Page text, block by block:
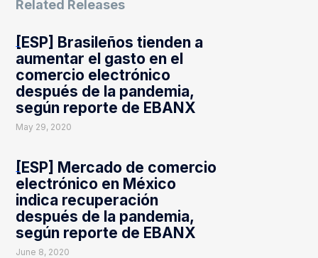
Related Releases
[ESP] Brasileños tienden a
aumentar el gasto en el
comercio electrónico
después de la pandemia,
según reporte de EBANX
May 29, 2020
[ESP] Mercado de comercio
electrónico en México
indica recuperación
después de la pandemia,
según reporte de EBANX
June 8, 2020